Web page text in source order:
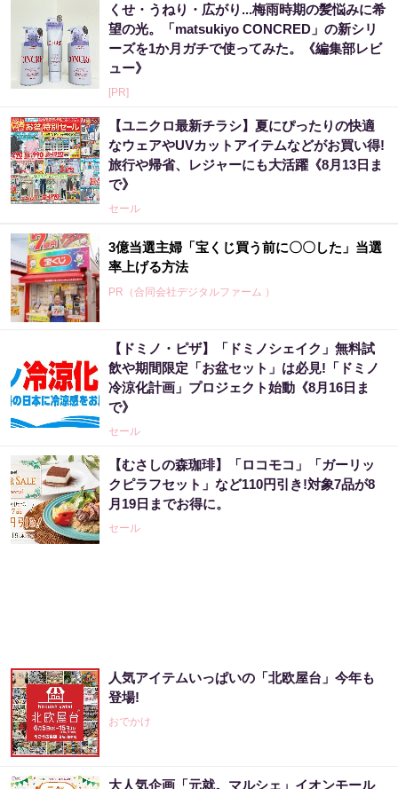
くせ・うねり・広がり...梅雨時期の髪悩みに希
望の光。「matsukiyo CONCRED」の新シリ
ーズを1か月ガチで使ってみた。《編集部レビ
ュー》
[PR]
【ユニクロ最新チラシ】夏にぴったりの快適
なウェアやUVカットアイテムなどがお買い得!
旅行や帰省、レジャーにも大活躍《8月13日ま
で》
セール
3億当選主婦「宝くじ買う前に〇〇した」当選
率上げる方法
PR（合同会社デジタルファーム ）
「これから株価はこうやって動いていく」世
界的活躍を見せた天才が暴露
PR（Acoco.）
「2027年の宝くじ当選者は〇〇です」占い師
が暴露
PR（合同会社デジタルファーム ）
【宝くじ】このままの買い方で、本当に当た
ると思いますか
PR（合同会社デジタルファーム ）
「これから株価はこうやって動いていく」世
【ドミノ・ピザ】「ドミノシェイク」無料試
飲や期間限定「お盆セット」は必見!「ドミノ
冷涼化計画」プロジェクト始動《8月16日ま
で》
セール
【むさしの森珈琲】「ロコモコ」「ガーリッ
クピラフセット」など110円引き!対象7品が8
月19日までお得に。
セール
人気アイテムいっぱいの「北欧屋台」今年も
登場!
おでかけ
大人気企画「元就。マルシェ」イオンモール